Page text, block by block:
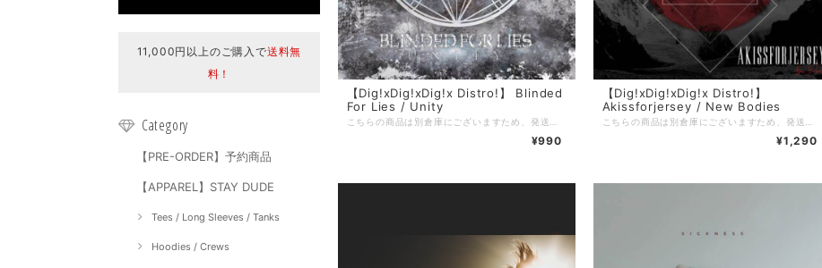
11,000円以上のご購入で送料無
料！
Category
【PRE-ORDER】予約商品
【APPAREL】STAY DUDE
Tees / Long Sleeves / Tanks
Hoodies / Crews
【Dig!xDig!xDig!x Distro!】 Blinded
For Lies / Unity
¥990
【Dig!xDig!xDig!x Distro!】
Akissforjersey / New Bodies
¥1,290